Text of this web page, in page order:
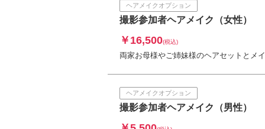
ヘアメイクオプション
撮影参加者ヘアメイク（女性）
￥16,500(税込)
両家お母様やご姉妹様のヘアセットとメ
ヘアメイクオプション
撮影参加者ヘアメイク（男性）